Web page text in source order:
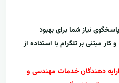
و پاسخگوی نیاز شما برای بهبود
مبتنی بر تلگرام با استفاده از
دهندگان خدمات مهندسی و